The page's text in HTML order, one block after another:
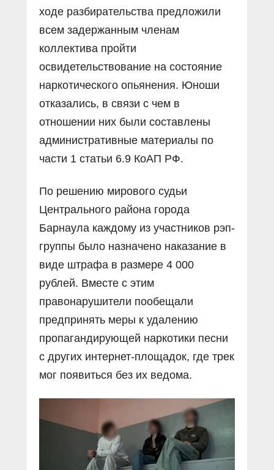
ходе разбирательства предложили
всем задержанным членам
коллектива пройти
освидетельствование на состояние
наркотического опьянения. Юноши
отказались, в связи с чем в
отношении них были составлены
административные материалы по
части 1 статьи 6.9 КоАП РФ.
По решению мирового судьи
Центрального района города
Барнаула каждому из участников рэп-
группы было назначено наказание в
виде штрафа в размере 4 000
рублей. Вместе с этим
правонарушители пообещали
предпринять меры к удалению
пропагандирующей наркотики песни
с других интернет-площадок, где трек
мог появиться без их ведома.